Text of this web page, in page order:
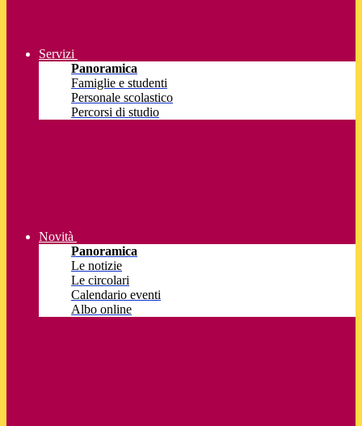
Servizi
Panoramica
Famiglie e studenti
Personale scolastico
Percorsi di studio
Novità
Panoramica
Le notizie
Le circolari
Calendario eventi
Albo online